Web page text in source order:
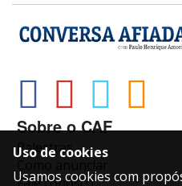
Sobre o CAF
Palestras
Uso de cookies
Usamos cookies com